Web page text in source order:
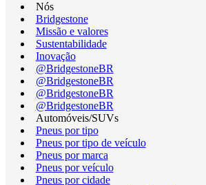
Nós
Bridgestone
Missão e valores
Sustentabilidade
Inovação
@BridgestoneBR
@BridgestoneBR
@BridgestoneBR
@BridgestoneBR
Automóveis/SUVs
Pneus por tipo
Pneus por tipo de veículo
Pneus por marca
Pneus por veículo
Pneus por cidade